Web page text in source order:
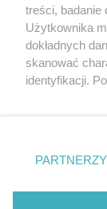
Nie zapomnij
zapoznać się z:
Twojemiasto
Piekary Śląskie
Chorzów
Tarnowskie Góry
Gliwice
treści, badanie
Użytkownika
dokładnych
skanować
identyfikacji.
prywatności
. Niektóre
zgody
takiemu
PARTNERZY